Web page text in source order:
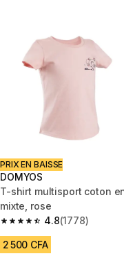
PRIX EN BAISSE
DOMYOS
T-shirt multisport coton
mixte, rose
4.8
4.8 out of 5 stars from
(1778)
2 500 CFA